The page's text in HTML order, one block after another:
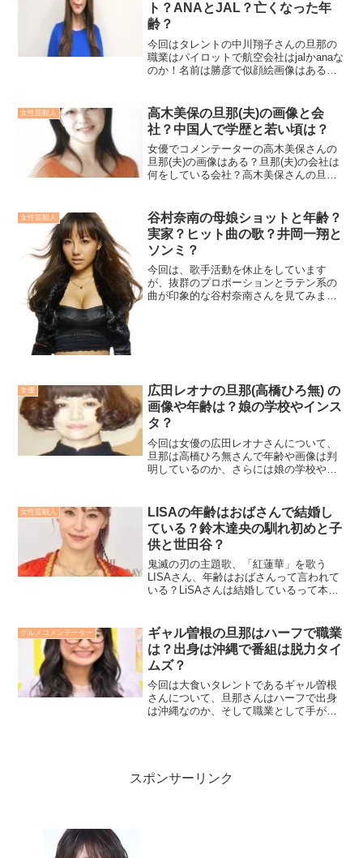
ト？ANAとJAL？亡くなった年
齢？
今回はタレントの中川翔子さんの旦那の
職業はパイロットで航空会社はjalかanaな
のか！名前は勝彦で似顔絵画像はあるの
いう噂も調査だよ！
女性芸能人
高木美保の旦那(夫)の画像と会
社？中国人で学歴と若い頃は？
女優でコメンテーターの高木美保さんの
旦那(夫)の画像はある？旦那(夫)の会社は
何をしている会社？高木美保さんの旦那
角度から調査してみました！
女性芸能人
谷村奈南の母娘ショットと年齢？
実家？ヒット曲の歌？井岡一翔と
ソンミ？
今回は、歌手活動を休止をしています
が、抜群のプロポーションとラテン系の
曲が印象的な谷村奈南さんを見てみま
女優
広田レオナの旦那(高橋ひろ無) の
画像や年齢は？娘の学校やインス
タ？
今回は女優の広田レオナさんについて、
旦那は高橋ひろ無さんで年齢や画像は判
明しているのか、さらには娘の学校やイ
た！
女性芸能人
LISAの年齢はおばさんで結婚し
ている？鈴木達央の馴れ初めと子
供と世田谷？
鬼滅の刃の主題歌、「紅蓮華」を歌う
LISAさん、年齢はおばさんって言われて
いる？LiSAさんは結婚しているって本
てホント？徹底調査しました。
グルメコメンテーター
ギャル曽根の旦那はハーフで職業
は？出身は沖縄で番組は脱力タイ
ムズ？
今回は大食いタレントであるギャル曽根
さんについて、旦那さんはハーフで出身
は沖縄なのか、そして職業として手がけ
スポンサーリンク